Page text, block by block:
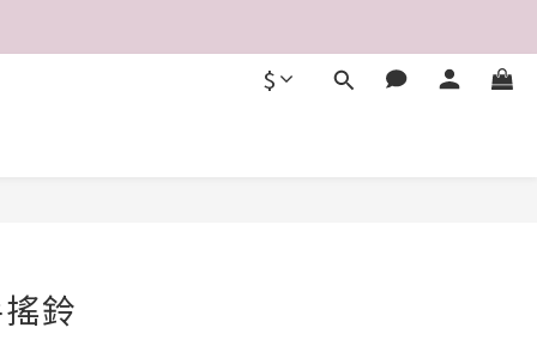
$
鈴